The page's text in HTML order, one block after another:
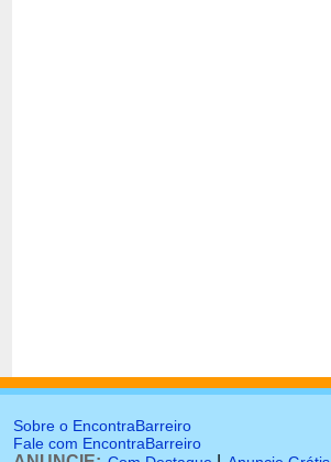
Sobre o EncontraBarreiro
Fale com EncontraBarreiro